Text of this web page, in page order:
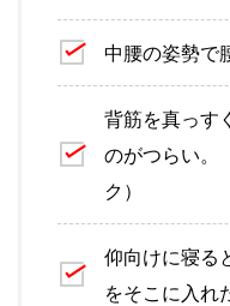
中腰の姿勢で
背筋を真っす
のがつらい。
ク）
仰向けに寝る
をそこに入れ